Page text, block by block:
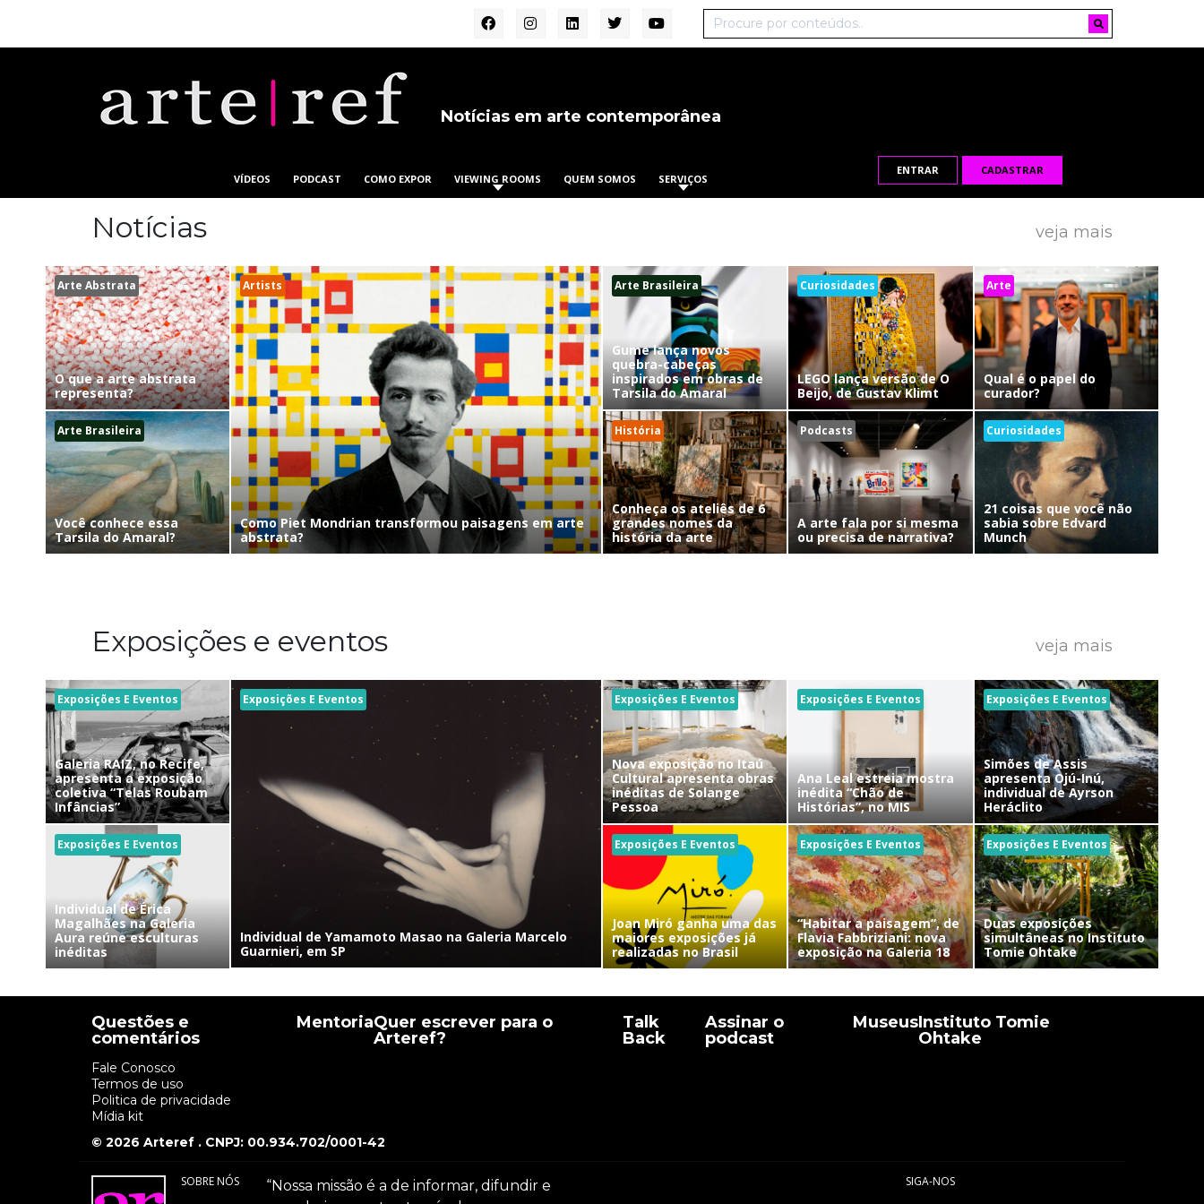
Notícias em arte contemporânea
VÍDEOS PODCAST COMO EXPOR VIEWING ROOMS QUEM SOMOS SERVIÇOS
ENTRAR CADASTRAR
Notícias veja mais
Arte Abstrata
O que a arte abstrata
representa?
Arte Brasileira
Você conhece essa
Tarsila do Amaral?
Artists
Como Piet Mondrian transformou paisagens em arte
abstrata?
Arte Brasileira
Gume lança novos
quebra-cabeças
inspirados em obras de
Tarsila do Amaral
Curiosidades
LEGO lança versão de O
Beijo, de Gustav Klimt
Arte
Qual é o papel do
curador?
História
Conheça os ateliês de 6
grandes nomes da
história da arte
Podcasts
A arte fala por si mesma
ou precisa de narrativa?
Curiosidades
21 coisas que você não
sabia sobre Edvard
Munch
Exposições e eventos veja mais
Exposições E Eventos
Galeria RAIZ, no Recife,
apresenta a exposição
coletiva “Telas Roubam
Infâncias”
Exposições E Eventos
Individual de Érica
Magalhães na Galeria
Aura reúne esculturas
inéditas
Exposições E Eventos
Individual de Yamamoto Masao na Galeria Marcelo
Guarnieri, em SP
Exposições E Eventos
Nova exposição no Itaú
Cultural apresenta obras
inéditas de Solange
Pessoa
Exposições E Eventos
Ana Leal estreia mostra
inédita “Chão de
Histórias”, no MIS
Exposições E Eventos
Simões de Assis
apresenta Ojú-Inú,
individual de Ayrson
Heráclito
Exposições E Eventos
Joan Miró ganha uma das
maiores exposições já
realizadas no Brasil
Exposições E Eventos
“Habitar a paisagem”, de
Flavia Fabbriziani: nova
exposição na Galeria 18
Exposições E Eventos
Duas exposições
simultâneas no Instituto
Tomie Ohtake
Questões e
comentários
Fale Conosco
Termos de uso
Politica de privacidade
Mídia kit
MentoriaQuer escrever para o
Arteref?
Talk
Back
Assinar o
podcast
MuseusInstituto Tomie
Ohtake
© 2026 Arteref . CNPJ: 00.934.702/0001-42
SOBRE NÓS
“Nossa missão é a de informar, difundir e
SIGA-NOS